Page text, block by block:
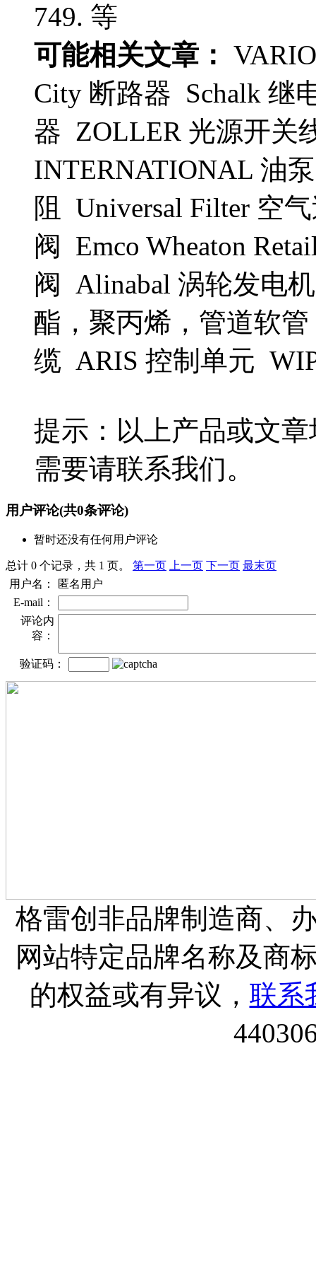
749. 等
可能相关文章：
City 断路器 Schalk 继
器 ZOLLER 光源开关
INTERNATIONAL 油
阻 Universal Filter 空
阀 Emco Wheaton
阀 Alinabal 涡轮发电
酯，聚丙烯，管道软
缆 ARIS 控制单元
提示：以上产品或文
需要请联系我们。
用户评论(共0条评论)
暂时还没有任何用户评论
总计 0 个记录，共 1 页。 第一页 上一页 下一页 最末页
用户名：
匿名用户
E-mail：
评论内
容：
验证码：
格雷创非品牌制造商、
网站特定品牌名称及商
的权益或有异议， 联系